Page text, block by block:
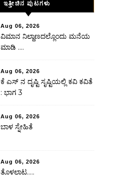
ಇತ್ತೀಚಿನ ಪುಟಗಳು
Aug 06, 2026
ವಿಮಾನ ನಿಲ್ದಾಣದಲ್ಲೊಂದು ಮನೆಯ
ಮಾಡಿ ….
Aug 06, 2026
ಕೆ ಎಸ್ ನ ದೃಷ್ಟಿ ಸೃಷ್ಟಿಯಲ್ಲಿ ಕವಿ ಕವಿತೆ
: ಭಾಗ 3
Aug 06, 2026
ಬಾಳ ಸ್ನೇಹಿತೆ
Aug 06, 2026
ತೊಳಲಾಟ…..